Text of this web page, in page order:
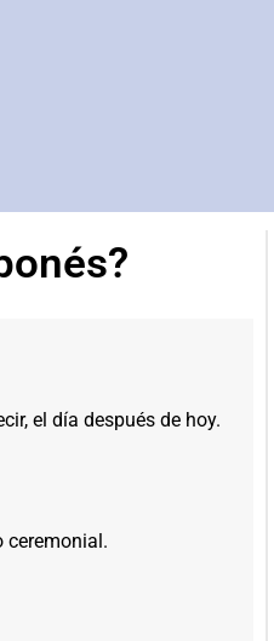
el día después de hoy.
ceremonial.